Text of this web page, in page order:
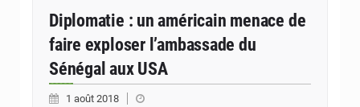
Diplomatie : un américain menace de
faire exploser l’ambassade du
Sénégal aux USA
1 août 2018